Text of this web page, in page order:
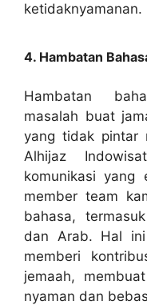
ketidaknyamanan.
4. Hambatan
Hambatan
masalah buat
yang tidak pintar
Alhijaz
komunikasi yang
member team
bahasa,
dan Arab. Hal ini
memberi
jemaah,
nyaman dan